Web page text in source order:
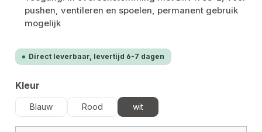
pushen, ventileren en spoelen, permanent gebruik
mogelijk
Direct leverbaar, levertijd 6-7 dagen
Selecteer
Kleur
Blauw Rood wit